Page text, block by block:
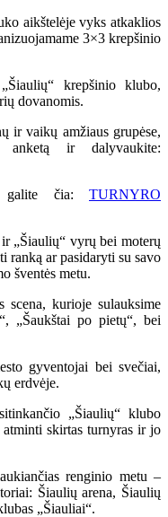
aikštelėje vyks atkaklios
3×3 krepšinio
krepšinio klubo,
dovanomis.
ir vaikų amžiaus grupėse,
ir dalyvaukite:
galite čia: TURNYRO
„Šiaulių“ vyrų bei moterų
ranką ar pasidaryti su savo
šventės metu.
scena, kurioje sulauksime
„Šaukštai po pietų“, bei
gyventojai bei svečiai,
erdvėje.
„Šiaulių“ klubo
skirtas turnyras ir jo
renginio metu –
Šiaulių arena, Šiaulių
„Šiauliai“.